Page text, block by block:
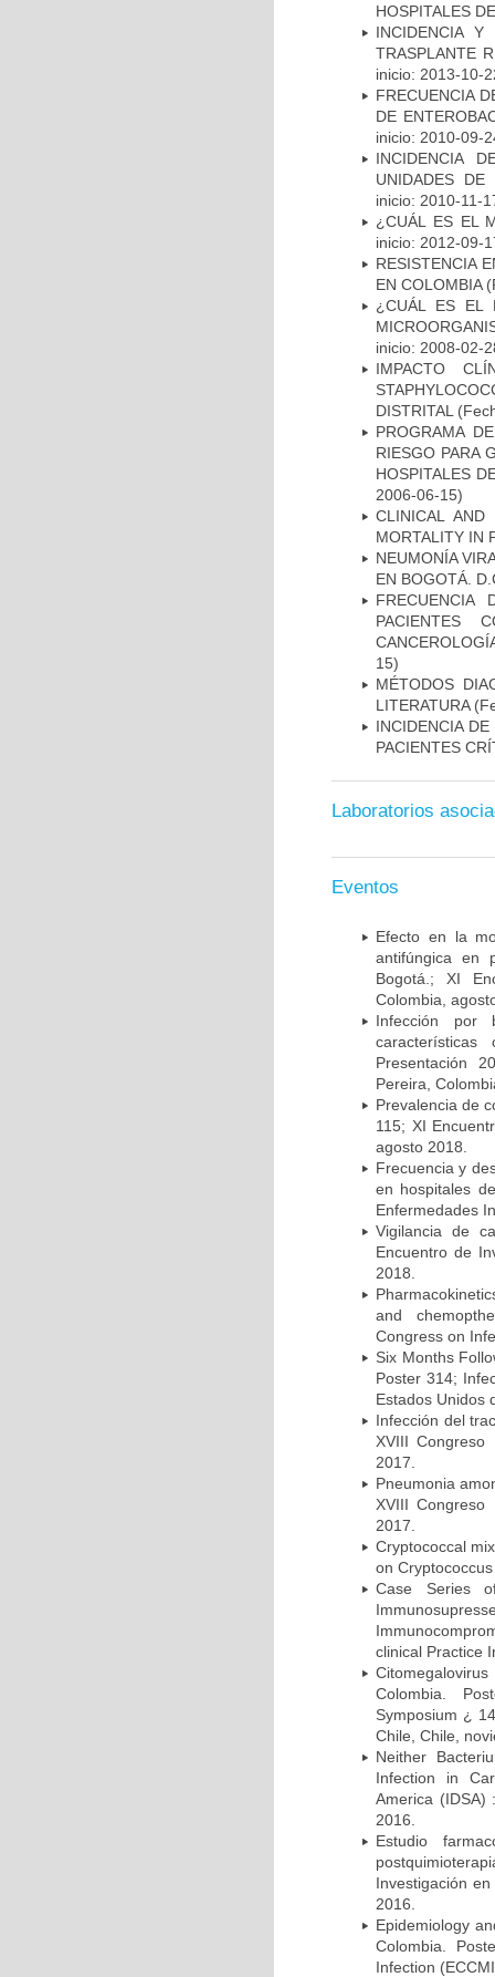
HOSPITALES
INCIDENCIA Y
TRASPLANTE
inicio: 2013-10-
FRECUENCIA
DE
inicio: 2010-09-
INCIDENCIA
UNIDADES DE
inicio: 2010-11-
¿CUÁL ES EL
inicio: 2012-09-
RESISTENCIA
EN COLOMBIA
¿CUÁL ES EL
inicio: 2008-02-
IMPACTO
DISTRITAL
PROGRAMA
RIESGO PARA
HOSPITALES
2006-06-15)
CLINICAL AND
MORTALITY IN
NEUMONÍA
EN BOGOTÁ.
FRECUENCIA
PACIENTES
15)
MÉTODOS
LITERATURA
INCIDENCIA
PACIENTES
Laboratorios
Eventos
Efecto en la
antifúngica en
Bogotá.; XI
Colombia,
Infección por
Presentación
Pereira,
Prevalencia de
115; XI
agosto 2018.
Frecuencia y
en hospitales
Enfermedades
Vigilancia de
Encuentro de
2018.
and
Congress on
Six Months
Poster 314;
Estados Unidos
Infección del
XVIII
2017.
Pneumonia
XVIII
2017.
Cryptococcal
on
Case Series
clinical Practice
Colombia.
Symposium ¿
Chile, Chile,
Neither
Infection in
America (IDSA)
2016.
Estudio
Investigación
2016.
Epidemiology
Colombia.
Infection